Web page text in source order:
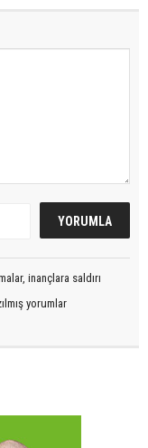
inançlara saldırı
yorumlar